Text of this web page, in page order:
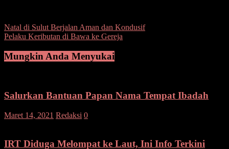
Navigasi
pos
Natal di Sulut Berjalan Aman dan Kondusif
Pelaku Keributan di Bawa ke Gereja
Mungkin Anda Menyukai
Salurkan Bantuan Papan Nama Tempat Ibadah
Maret 14, 2021 Redaksi 0
IRT Diduga Melompat ke Laut, Ini Info Terkini